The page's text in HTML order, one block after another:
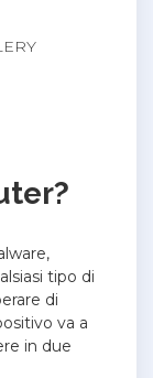
tipo di
di
va a
in due